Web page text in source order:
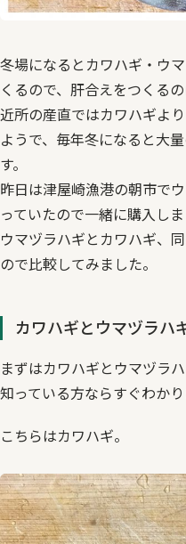
冬場になるとカワハギ・ウ
くるので、肝合えをつくる
近所の産直ではカワハギよ
ようで、毎年冬になると大
す。
昨日は津屋崎漁港の朝市で
っていたので一緒に購入しま
ウマヅラハギとカワハギ、
ので比較してみました。
カワハギとウマヅラハ
まずはカワハギとウマヅラ
知っている方ならすぐわか
こちらはカワハギ。